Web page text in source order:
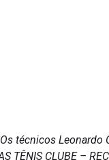
técnicos Leonardo
CLUBE –